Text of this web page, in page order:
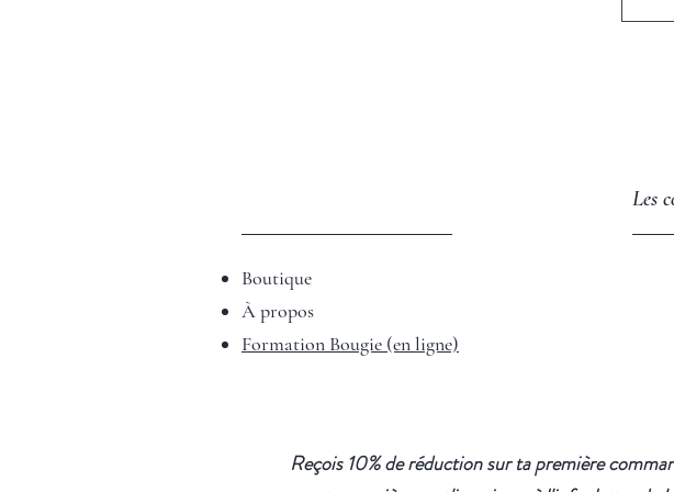
Les
Boutique
À propos
Formation Bougie (en ligne)
Reçois 10% de réduction sur ta première